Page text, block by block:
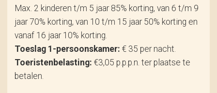
Max. 2 kinderen t/m 5 jaar 85% korting, van 6 t/m 9
jaar 70% korting, van 10 t/m 15 jaar 50% korting en
vanaf 16 jaar 10% korting.
Toeslag 1-persoonskamer: € 35 per nacht.
Toeristenbelasting: €3,05 p.p.p.n. ter plaatse te
betalen.